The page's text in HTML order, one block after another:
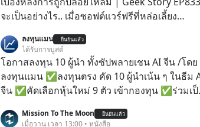
จะเป็นอย่างไร.. เมื่อซอฟต์แวร์ฟรีที่หล่อเลี้ยง
กิจการไป? นี่คือเรื่องจริงของ MySQL ฐานข้อมูล
ระดับตำนานที่โปรแกรมเมอร์คนหนึ่งใช้เวลา 27 ปี
ปลุกปั้นและตั้งชื่อตามลูกสาวของตัวเอง เมื่อรู้ว่าผล
งานชิ้นเอกกำลังจะตกไปอยู่ในมือของอาณาจักรที่
จ้องจะทำลายมัน เขาถึงขั้นต้องเขียนจดหมายเปิด
ผนึกขอร้องคนทั้งอินเทอร์เน็ตให้ช่วยหยุดยั้งดีลนี้!
ลงทุนแมน ยืนยันแล้ว
ได้รับการบูสต์
โอกาสลงทุน 10 ผู้นำ ทั้งซัปพลายเชน AI จีน /โดย
ลงทุนแมน ✅ลงทุนตรง คัด 10 ผู้นำเน้น ๆ ในธีม
จีน ✅คัดเลือกหุ้นใหม่ 9 ตัว เข้ากองทุน ✅ร่วมเ
ความจำ โมเดล AI ยันหุ่นยนต์ ✅ได้การรับยกเว้น
Mission To The Moon ยืนยันแล้ว
เมื่อวาน เวลา 13:00 • หนังสือ